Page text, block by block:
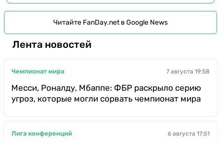
Читайте FanDay.net в Google News
Лента новостей
Чемпионат мира 7 августа 19:58
Месси, Роналду, Мбаппе: ФБР раскрыло серию
угроз, которые могли сорвать чемпионат мира
Лига конференций 6 августа 17:51